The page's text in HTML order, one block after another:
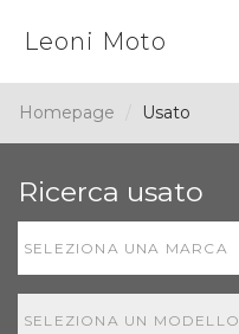
Leoni Moto
Homepage Usato
Ricerca usato
SELEZIONA UNA MARCA
SELEZIONA UN MODELLO